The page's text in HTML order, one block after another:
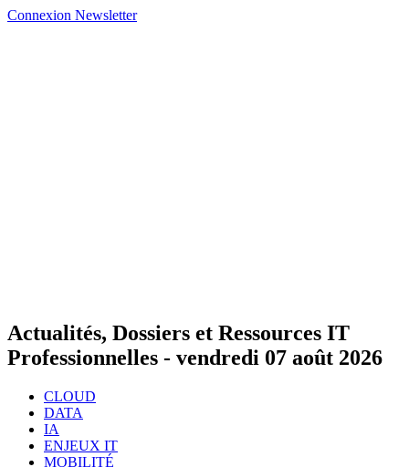
Connexion Newsletter
Actualités, Dossiers et Ressources IT
Professionnelles - vendredi 07 août 2026
CLOUD
DATA
IA
ENJEUX IT
MOBILITÉ